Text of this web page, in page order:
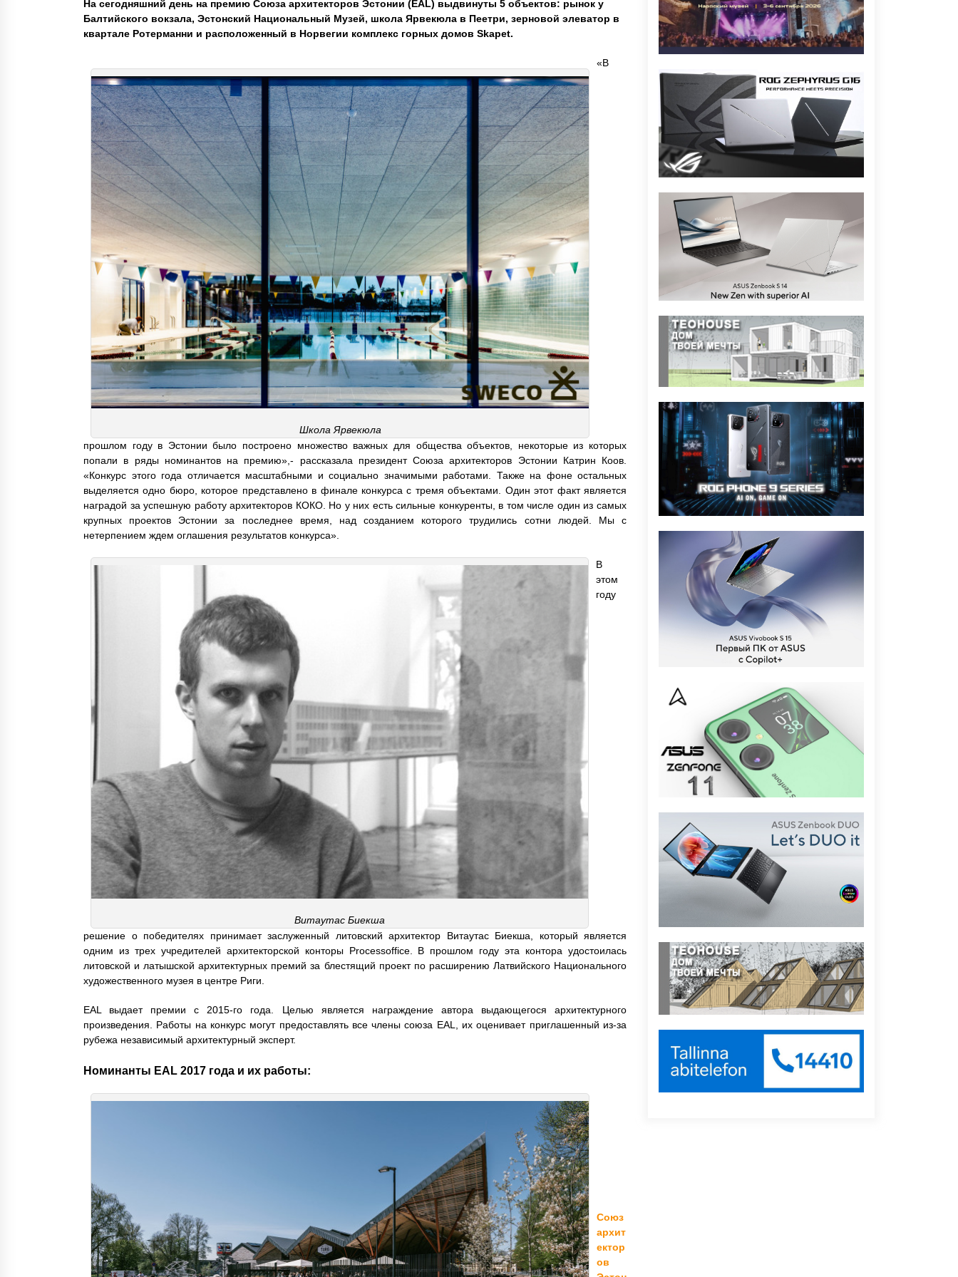
На сегодняшний день на премию Союза архитекторов Эстонии (EAL) выдвинуты 5 объектов: рынок у
Балтийского вокзала, Эстонский Национальный Музей, школа Ярвекюла в Пеетри, зерновой элеватор в
квартале Ротерманни и расположенный в Норвегии комплекс горных домов Skapet.
Школа Ярвекюла
«В
прошлом году в Эстонии было построено множество важных для общества объектов, некоторые из которых
попали в ряды номинантов на премию»,- рассказала президент Союза архитекторов Эстонии Катрин Коов.
«Конкурс этого года отличается масштабными и социально значимыми работами. Также на фоне остальных
выделяется одно бюро, которое представлено в финале конкурса с тремя объектами. Один этот факт является
наградой за успешную работу архитекторов КОКО. Но у них есть сильные конкуренты, в том числе один из самых
крупных проектов Эстонии за последнее время, над созданием которого трудились сотни людей. Мы с
нетерпением ждем оглашения результатов конкурса».
Витаутас Биекша
В
этом
году
решение о победителях принимает заслуженный литовский архитектор Витаутас Биекша, который является
одним из трех учредителей архитекторской конторы Processoffice. В прошлом году эта контора удостоилась
литовской и латышской архитектурных премий за блестящий проект по расширению Латвийского Национального
художественного музея в центре Риги.
EAL выдает премии с 2015-го года. Целью является награждение автора выдающегося архитектурного
произведения. Работы на конкурс могут предоставлять все члены союза EAL, их оценивает приглашенный из-за
рубежа независимый архитектурный эксперт.
Номинанты EAL 2017 года и их работы:
Союз
архит
ектор
ов